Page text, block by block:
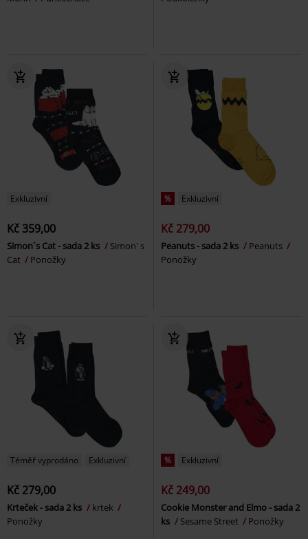
Exkluzivní
Kč 359,00
Simon´s Cat - sada 2 ks
Simon' s
Cat
Ponožky
% Exkluzivní
Kč 279,00
Peanuts - sada 2 ks
Peanuts
Ponožky
Téměř vyprodáno Exkluzivní
Kč 279,00
Krteček - sada 2 ks
krtek
Ponožky
% Exkluzivní
Kč 249,00
Cookie Monster and Elmo - sada 2
ks
Sesame Street Ponožky